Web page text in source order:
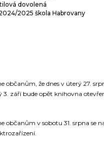
dovolená
2025 škola Habrovany
občanům, že dnes v úterý 27.
3. září bude opět knihovna
občanům v sobotu 31. srpna se